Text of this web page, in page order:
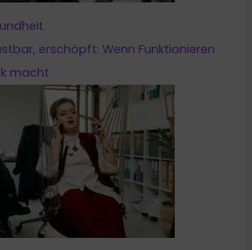
erschöpft: Wenn Funktionieren
macht